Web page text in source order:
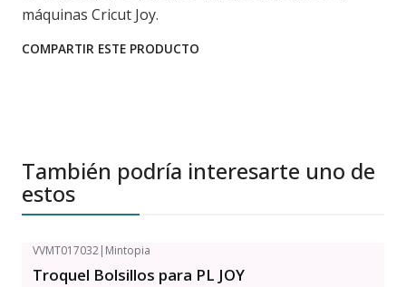
máquinas Cricut Joy.
COMPARTIR ESTE PRODUCTO
También podría interesarte uno de
estos
VVMT017032| Mintopia
Troquel Bolsillos para PL JOY